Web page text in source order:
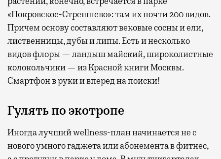
«Покровское-Стрешнево»: там ихпочти 200 видов.
Причем основу составляют вековые сосны и ели,
лиственницы, дубы и липы. Есть и несколько
видов флоры — ландыш майский, широколистные
колокольчики — из Красной книги Москвы.
Смартфон в руки и вперед на поиски!
Гулять по экотропе
Иногда лучший wellness-план начинается не с
нового умного гаджета или абонемента в фитнес,